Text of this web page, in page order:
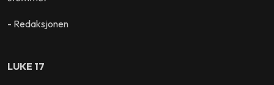
- Redaksjonen
LUKE 17